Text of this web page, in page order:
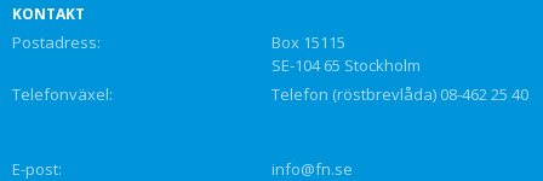
KONTAKT
Postadress:
Box 15115
SE-104 65 Stockholm
Telefonväxel:
Telefon (röstbrevlåda) 08-462 25 40
E-post: info@fn.se